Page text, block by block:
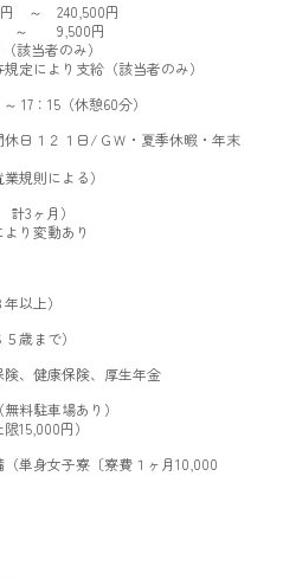
～ 240,500円
～ 9,500円
該当者のみ）
定により支給（該当者のみ）
17：15（休憩60分）
休日１２１日/ＧＷ・夏季休暇・年末
規則による）
3ヶ月）
り変動あり
以上）
歳まで）
、健康保険、厚生年金
料駐車場あり）
15,000円）
単身女子寮〔寮費１ヶ月10,000